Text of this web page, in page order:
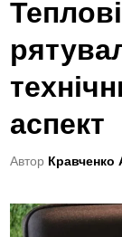
s
e
d
i
n
аспект
Автор Кравченко